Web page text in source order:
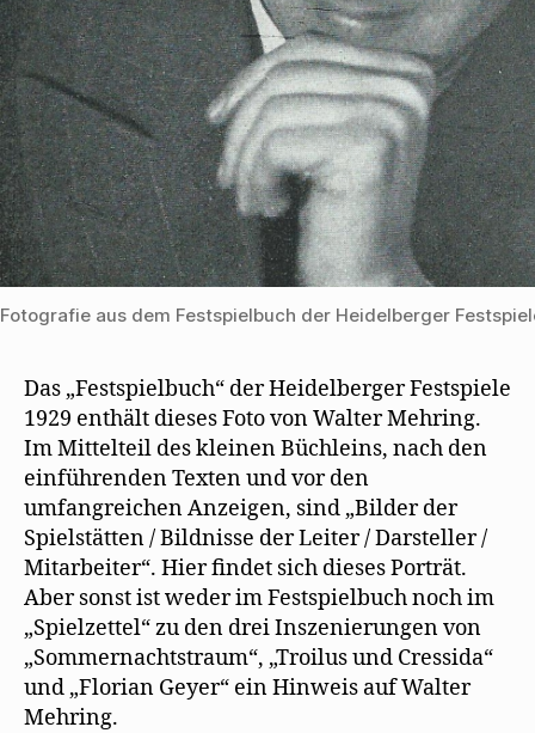
Fotografie aus dem Festspielbuch der Heidelberger
Das „Festspielbuch“ der Heidelberger Festspiele
1929 enthält dieses Foto von Walter Mehring.
Im Mittelteil des kleinen Büchleins, nach den
einführenden Texten und vor den
umfangreichen Anzeigen, sind „Bilder der
Spielstätten / Bildnisse der Leiter / Darsteller /
Mitarbeiter“. Hier findet sich dieses Porträt.
Aber sonst ist weder im Festspielbuch noch im
„Spielzettel“ zu den drei Inszenierungen von
„Sommernachtstraum“, „Troilus und Cressida“
und „Florian Geyer“ ein Hinweis auf Walter
Mehring.